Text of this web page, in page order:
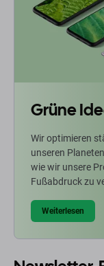
Grüne
Wir optimieren
unseren
wie wir unsere
Fußabdruck zu
Weiterlesen